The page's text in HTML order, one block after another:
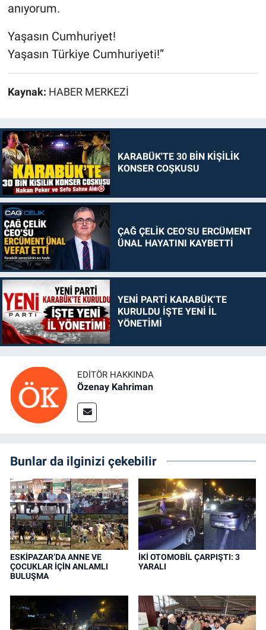
anıyorum.
Yaşasın Cumhuriyet!
Yaşasın Türkiye Cumhuriyeti!”
Kaynak: HABER MERKEZİ
KARABÜK'TE 30 BİN KİŞİLİK
KONSER COŞKUSU
ÇAĞ ÇELİK CEO’SU ERCÜMENT
ÜNAL HAYATINI KAYBETTİ
YENİ PARTİ KARABÜK’TE
KURULDU İŞTE YENİ İL
YÖNETİMİ
EDITÖR HAKKINDA
Özenay Kahriman
Bunlar da ilginizi çekebilir
ESKİPAZAR’DA ANNE VE
ÇOCUKLAR İÇİN ANLAMLI
BULUŞMA
İKİ OTOMOBİL ÇARPIŞTI: 3
YARALI